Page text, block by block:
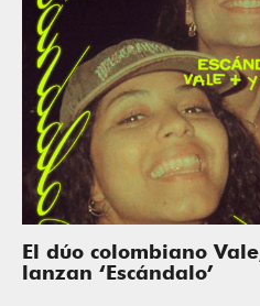
El dúo colombiano
lanzan ‘Escándalo’